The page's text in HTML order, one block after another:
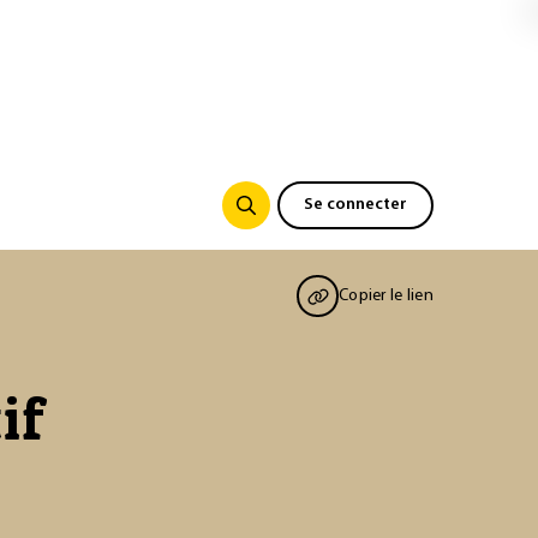
Se connecter
Copier le lien